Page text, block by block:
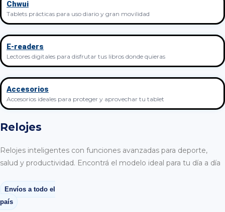
Chwui
Tablets prácticas para uso diario y gran movilidad
E-readers
Lectores digitales para disfrutar tus libros donde quieras
Accesorios
Accesorios ideales para proteger y aprovechar tu tablet
Relojes
Relojes inteligentes con funciones avanzadas para deporte,
salud y productividad. Encontrá el modelo ideal para tu día a día
Envíos a todo el
país